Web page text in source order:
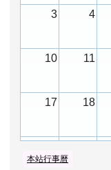
3 4
10 11
17 18
本站行事曆